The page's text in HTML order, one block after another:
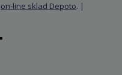
on-line sklad Depoto. |